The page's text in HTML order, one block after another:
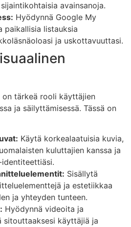
avainsanoja.
Hyödynnä Google My
paikallisia listauksia
ja uskottavuuttasi.
on tärkeä rooli käyttäjien
ja säilyttämisessä. Tässä on
Käytä korkealaatuisia kuvia,
kuluttajien kanssa ja
Sisällytä
ja estetiikkaa
ja yhteyden tunteen.
Hyödynnä videoita ja
sitouttaaksesi käyttäjiä ja